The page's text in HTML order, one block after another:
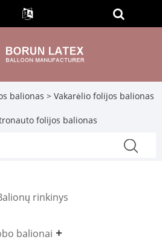
balionas > Vakarėlio folijos balionas
folijos balionas
rinkinys
balionai